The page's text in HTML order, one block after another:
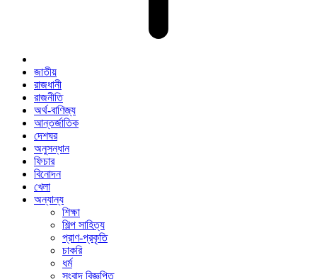
জাতীয়
রাজধানী
রাজনীতি
অর্থ-বাণিজ্য
আন্তর্জাতিক
দেশঘর
অনুসন্ধান
ফিচার
বিনোদন
খেলা
অন্যান্য
শিক্ষা
শিল্প সাহিত্য
প্রাণ-প্রকৃতি
চাকরি
ধর্ম
সংবাদ বিজ্ঞপ্তি